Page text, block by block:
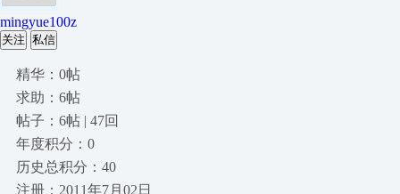
mingyue100z
关注 私信
精华：0帖
求助：6帖
帖子：6帖 | 47回
年度积分：0
历史总积分：40
注册：2011年7月02日